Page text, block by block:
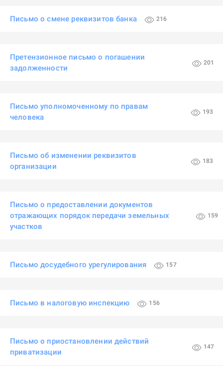
Письмо о смене реквизитов банка 216
Претензионное письмо о погашении
задолженности
201
Письмо уполномоченному по правам
человека
193
Письмо об изменении реквизитов
организации
183
Письмо о предоставлении документов
отражающих порядок передачи земельных
участков
159
Письмо досудебного урегулирования 157
Письмо в налоговую инспекцию 156
Письмо о приостановлении действий
приватизации
147